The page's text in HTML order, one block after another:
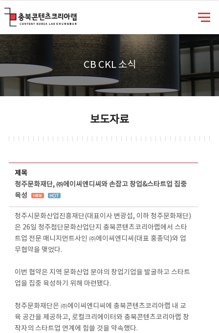
CB CKL 소식
보도자료
제목
청주문화재단, ㈜에이씨엔디씨와 손잡고 창업&스타트업 집중
육성
청주시문화산업진흥재단(대표이사 변광섭, 이하 청주문화재단)
은 26일 청주첨단문화산업단지 충북콘텐츠코리아랩에서 스타
트업 전문 매니지먼트사인 ㈜에이씨엔디씨(대표 홍종덕)와 업
무협약을 맺었다.
이번 협약은 지역 문화산업 분야의 창업기업을 발굴하고 스타트
업을 집중 육성하기 위해 마련됐다.
청주문화재단은 ㈜에이씨엔디씨에 충북콘텐츠코리아랩 내 교
육 공간을 제공하고, 로컬크리에이터와 충북콘텐츠코리아랩 창
작자의 스타트업 연계에 힘쓸 것을 약속했다.